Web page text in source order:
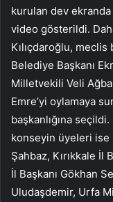
kurulan dev ekranda
video gösterildi.
Kılıçdaroğlu,
Belediye Başkanı
Milletvekili Veli
Emre’yi oylamaya
başkanlığına seçildi.
konseyin üyeleri ise
Şahbaz, Kırıkkale İl
İl Başkanı Gökhan
Uludaşdemir, Urfa